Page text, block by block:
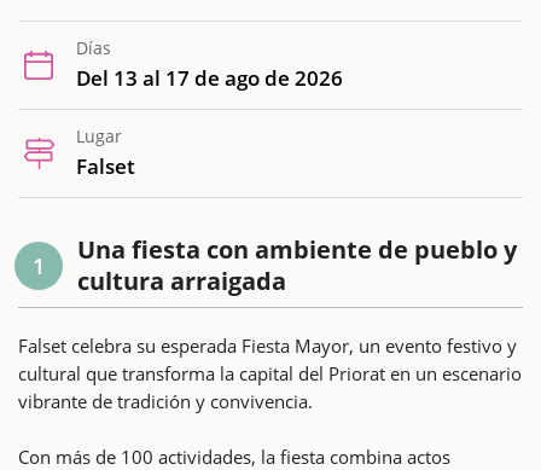
Días
Del 13 al 17 de ago de 2026
Lugar
Falset
1
Una fiesta con ambiente de pueblo y
cultura arraigada
Falset celebra su esperada Fiesta Mayor, un evento festivo y
cultural que transforma la capital del Priorat en un escenario
vibrante de tradición y convivencia.
Con más de 100 actividades, la fiesta combina actos